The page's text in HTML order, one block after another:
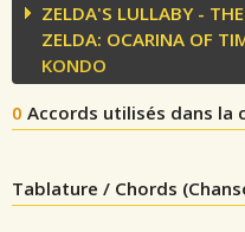
ZELDA'S LULLABY -
ZELDA: OCARINA OF
KONDO
0 Accords utilisés dans la
Tablature / Chords